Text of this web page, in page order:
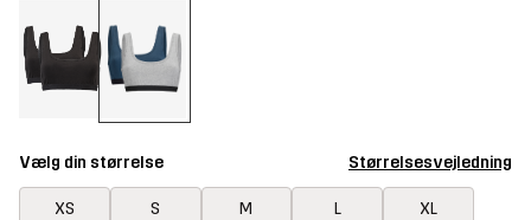
Vælg din størrelse Størrelsesvejledning
XS S M L XL